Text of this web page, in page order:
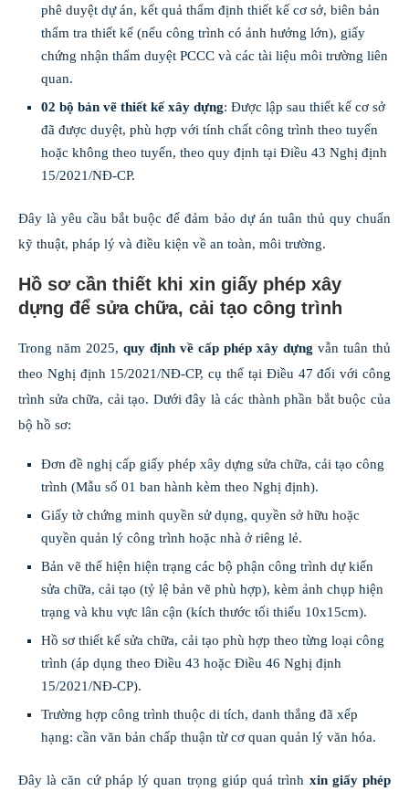
phê duyệt dự án, kết quả thẩm định thiết kế cơ sở, biên bản
thẩm tra thiết kế (nếu công trình có ảnh hưởng lớn), giấy
chứng nhận thẩm duyệt PCCC và các tài liệu môi trường liên
quan.
02 bộ bản vẽ thiết kế xây dựng: Được lập sau thiết kế cơ sở
đã được duyệt, phù hợp với tính chất công trình theo tuyến
hoặc không theo tuyến, theo quy định tại Điều 43 Nghị định
15/2021/NĐ-CP.
Đây là yêu cầu bắt buộc để đảm bảo dự án tuân thủ quy chuẩn
kỹ thuật, pháp lý và điều kiện về an toàn, môi trường.
Hồ sơ cần thiết khi xin giấy phép xây
dựng để sửa chữa, cải tạo công trình
Trong năm 2025, quy định về cấp phép xây dựng vẫn tuân thủ
theo Nghị định 15/2021/NĐ-CP, cụ thể tại Điều 47 đối với công
trình sửa chữa, cải tạo. Dưới đây là các thành phần bắt buộc của
bộ hồ sơ:
Đơn đề nghị cấp giấy phép xây dựng sửa chữa, cải tạo công
trình (Mẫu số 01 ban hành kèm theo Nghị định).
Giấy tờ chứng minh quyền sử dụng, quyền sở hữu hoặc
quyền quản lý công trình hoặc nhà ở riêng lẻ.
Bản vẽ thể hiện hiện trạng các bộ phận công trình dự kiến
sửa chữa, cải tạo (tỷ lệ bản vẽ phù hợp), kèm ảnh chụp hiện
trạng và khu vực lân cận (kích thước tối thiểu 10x15cm).
Hồ sơ thiết kế sửa chữa, cải tạo phù hợp theo từng loại công
trình (áp dụng theo Điều 43 hoặc Điều 46 Nghị định
15/2021/NĐ-CP).
Trường hợp công trình thuộc di tích, danh thắng đã xếp
hạng: cần văn bản chấp thuận từ cơ quan quản lý văn hóa.
Đây là căn cứ pháp lý quan trọng giúp quá trình xin giấy phép